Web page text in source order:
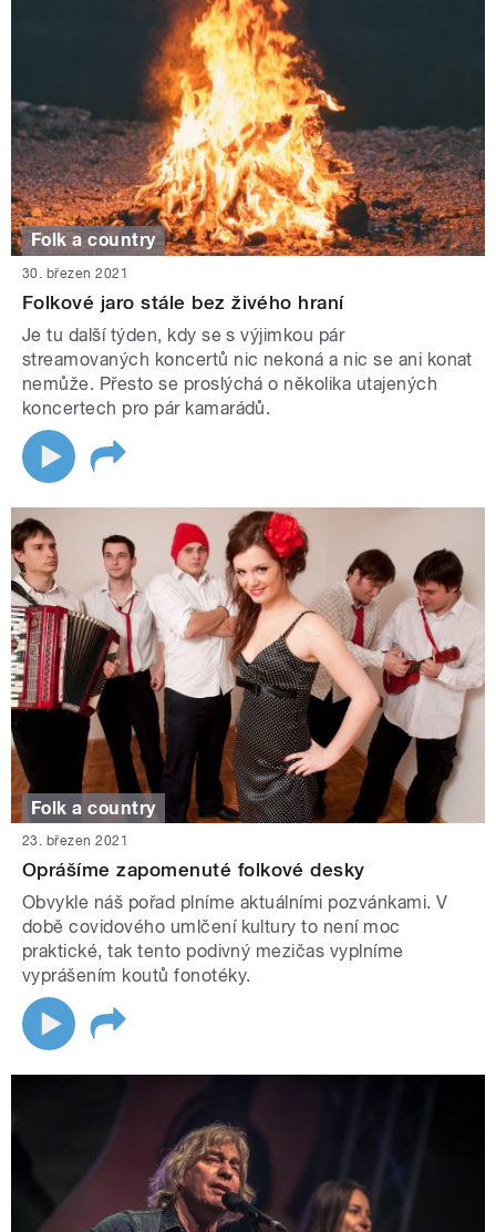
Folk a country
30. březen 2021
Folkové jaro stále bez živého hraní
Je tu další týden, kdy se s výjimkou pár
streamovaných koncertů nic nekoná a nic se ani konat
nemůže. Přesto se proslýchá o několika utajených
koncertech pro pár kamarádů.
Folk a country
23. březen 2021
Oprášíme zapomenuté folkové desky
Obvykle náš pořad plníme aktuálními pozvánkami. V
době covidového umlčení kultury to není moc
praktické, tak tento podivný mezičas vyplníme
vyprášením koutů fonotéky.